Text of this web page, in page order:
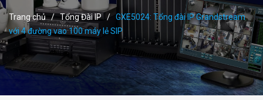
Trang chủ / Tổng Đài IP / GXE5024: Tổng đài IP Grandstream
với 4 đường vao 100 máy lẻ SIP